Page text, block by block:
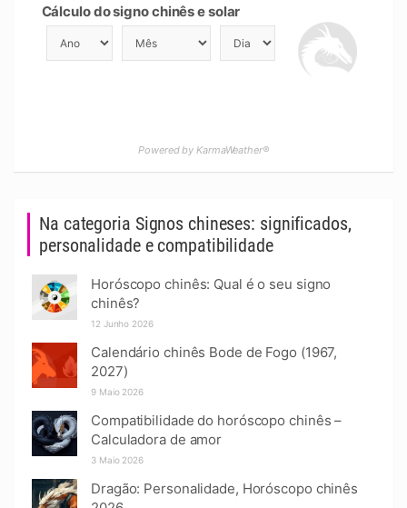
Na categoria Signos chineses: significados,
personalidade e compatibilidade
Horóscopo chinês: Qual é o seu signo
chinês?
12 Junho 2026
Calendário chinês Bode de Fogo (1967,
2027)
9 Maio 2026
Compatibilidade do horóscopo chinês –
Calculadora de amor
3 Maio 2026
Dragão: Personalidade, Horóscopo chinês
Cálculo do signo chinês e solar
Powered by KarmaWeather®